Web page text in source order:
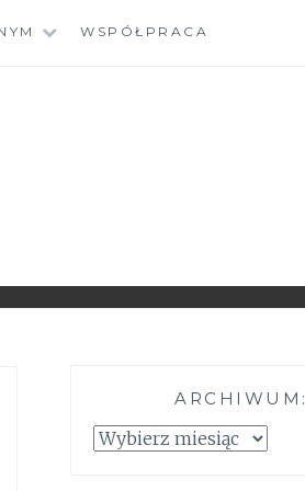
WSPÓŁPRACA
ARCHIWUM:
Archiwum: